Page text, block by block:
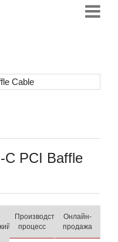
C PCI Baffle
Производственный
процесс
Онлайн-
продажа